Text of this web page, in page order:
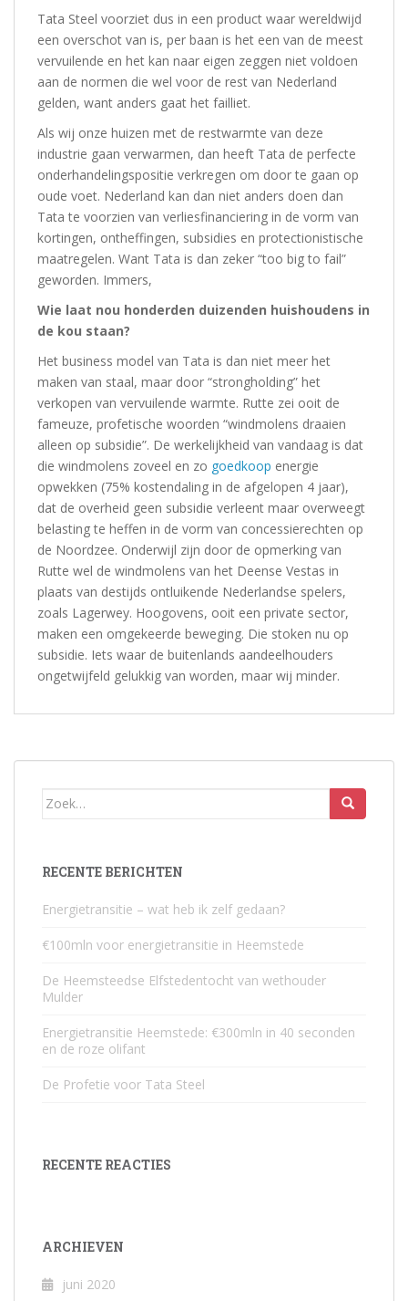
Tata Steel voorziet dus in een product waar wereldwijd
een overschot van is, per baan is het een van de meest
vervuilende en het kan naar eigen zeggen niet voldoen
aan de normen die wel voor de rest van Nederland
gelden, want anders gaat het failliet.
Als wij onze huizen met de restwarmte van deze
industrie gaan verwarmen, dan heeft Tata de perfecte
onderhandelingspositie verkregen om door te gaan op
oude voet. Nederland kan dan niet anders doen dan
Tata te voorzien van verliesfinanciering in de vorm van
kortingen, ontheffingen, subsidies en protectionistische
maatregelen. Want Tata is dan zeker “too big to fail”
geworden. Immers,
Wie laat nou honderden duizenden huishoudens in
de kou staan?
Het business model van Tata is dan niet meer het
maken van staal, maar door “strongholding” het
verkopen van vervuilende warmte. Rutte zei ooit de
fameuze, profetische woorden “windmolens draaien
alleen op subsidie”. De werkelijkheid van vandaag is dat
die windmolens zoveel en zo goedkoop energie
opwekken (75% kostendaling in de afgelopen 4 jaar),
dat de overheid geen subsidie verleent maar overweegt
belasting te heffen in de vorm van concessierechten op
de Noordzee. Onderwijl zijn door de opmerking van
Rutte wel de windmolens van het Deense Vestas in
plaats van destijds ontluikende Nederlandse spelers,
zoals Lagerwey. Hoogovens, ooit een private sector,
maken een omgekeerde beweging. Die stoken nu op
subsidie. Iets waar de buitenlands aandeelhouders
ongetwijfeld gelukkig van worden, maar wij minder.
Zoek
RECENTE BERICHTEN
Energietransitie – wat heb ik zelf gedaan?
€100mln voor energietransitie in Heemstede
De Heemsteedse Elfstedentocht van wethouder
Mulder
Energietransitie Heemstede: €300mln in 40 seconden
en de roze olifant
De Profetie voor Tata Steel
RECENTE REACTIES
ARCHIEVEN
juni 2020